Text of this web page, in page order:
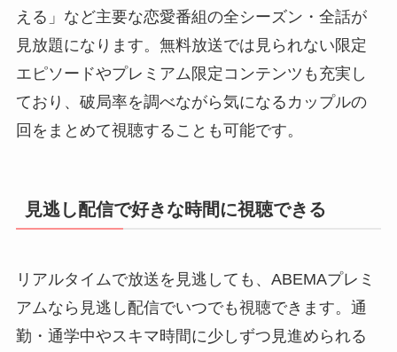
える」など主要な恋愛番組の全シーズン・全話が
見放題になります。無料放送では見られない限定
エピソードやプレミアム限定コンテンツも充実し
ており、破局率を調べながら気になるカップルの
回をまとめて視聴することも可能です。
見逃し配信で好きな時間に視聴できる
リアルタイムで放送を見逃しても、ABEMAプレミ
アムなら見逃し配信でいつでも視聴できます。通
勤・通学中やスキマ時間に少しずつ見進められる